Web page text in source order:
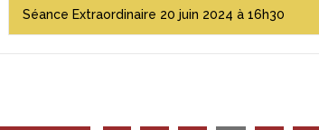
Séance Extraordinaire 20 juin 2024 à 16h30